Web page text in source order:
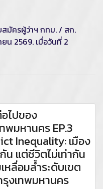
มัครผู้ว่าฯ กทม. / สก.
น 2569. เมื่อวันที่ 2
ไปของ
พมหานคร EP.3
Inequality: เมือง
น แต่ชีวิตไม่เท่ากัน
หลื่อมล้ำระดับเขต
งเทพมหานคร